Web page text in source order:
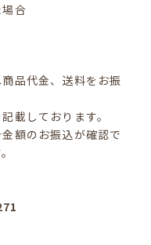
合
品代金、送料をお振
載しております。
額のお振込が確認で